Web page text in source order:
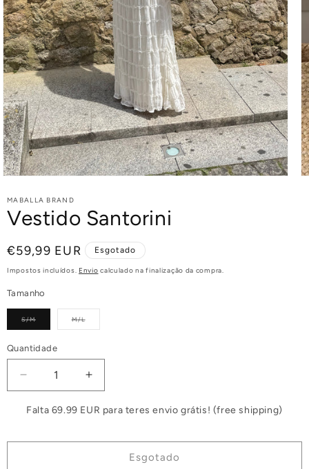
MABALLA BRAND
Vestido Santorini
Preço
normal
€59,99 EUR Esgotado
Impostos incluídos. Envio calculado na finalização da compra.
Tamanho
S/MVariante
ou
M/LVariante
ou
Quantidade
Diminuir
a
quantidade
Vestido
Aumentar
a
quantidade
Vestido
Santorini
Falta 69.99 EUR para teres envio grátis! (free shipping)
Esgotado